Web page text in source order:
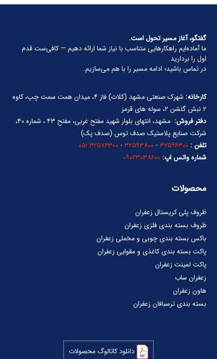
گفتگو، آغاز مسیر تحول است.
ما آماده‌ایم راهکارهایی متناسب با نیاز شما ارائه دهیم — کافی‌ست قدم
اول را بردارید.
در تماس باشید؛ ادامه مسیر را با هم می‌سازیم.
کارخانه:
شهرک صنعتی مشهد (کلات) فاز ۴، میدان همت سمت چپ، کاوه
۲ نبش گلشن ۲، سوله های قرمز
دفتر فروش:
مشهد، انتهای بلوار شهید مفتح غربی، مفتح ۴۳ ، شماره ۴۰،
شرکت صنایع پلاستیک صدف توس (صدف پک)
تلفن : ۳۲۵۹۶۳۰۰ - ۳۲۵۹۳۸۰۰ - ۳۲۵۷۶۳۰۰ ۰۵۱
شماره واتس اپ: ۰۹۰۲۳۰۳۸۶۰۰
محصولات
ظروف پلی کریستال زعفران
ظروف بسته بندی فلزی زعفران
باکس بسته بندی چوبی و مخملی زعفران
پاکت بسته بندی کاغذی و مقوایی زعفران
پاکت لمینت زعفران
زعفران ساب
هاون زعفران
بسته بندی ترسبافان زعفران
دانلود کاتالوگ محصولات